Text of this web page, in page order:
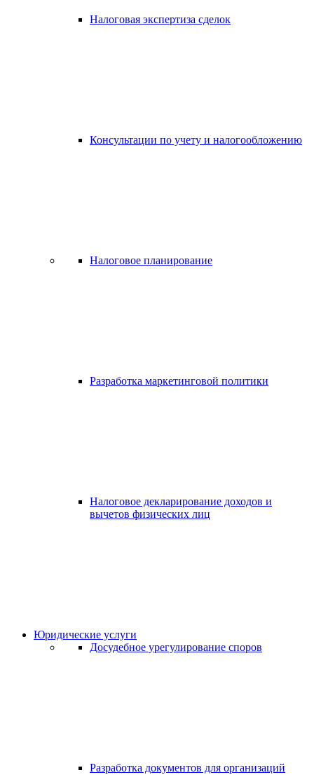
Налоговая экспертиза сделок
Консультации по учету и налогообложению
Налоговое планирование
Разработка маркетинговой политики
Налоговое декларирование доходов и
вычетов физических лиц
Юридические услуги
Досудебное урегулирование споров
Разработка документов для организаций